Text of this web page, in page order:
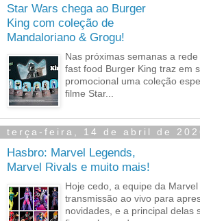
Star Wars chega ao Burger
King com coleção de
Mandaloriano & Grogu!
Nas próximas semanas a
fast food Burger King traz em
promocional uma coleção
filme Star...
terça-feira, 14 de abril de
Hasbro: Marvel Legends,
Marvel Rivals e muito mais!
Hoje cedo, a equipe da
transmissão ao vivo para
novidades, e a principal delas